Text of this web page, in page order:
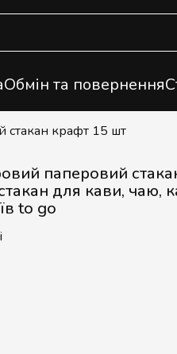
Обмін та повернення
крафт 15 шт
паперовий
для кави, чаю,
to go